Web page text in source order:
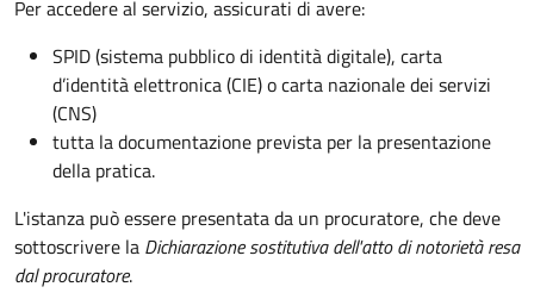
Per accedere al servizio, assicurati di avere:
SPID (sistema pubblico di identità digitale), carta
d’identità elettronica (CIE) o carta nazionale dei servizi
(CNS)
tutta la documentazione prevista per la presentazione
della pratica.
L'istanza può essere presentata da un procuratore, che deve
sottoscrivere la Dichiarazione sostitutiva dell'atto di notorietà resa
dal procuratore.